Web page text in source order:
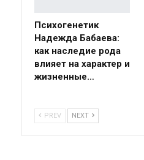
Психогенетик
Надежда Бабаева:
как наследие рода
влияет на характер и
жизненные…
PREV NEXT